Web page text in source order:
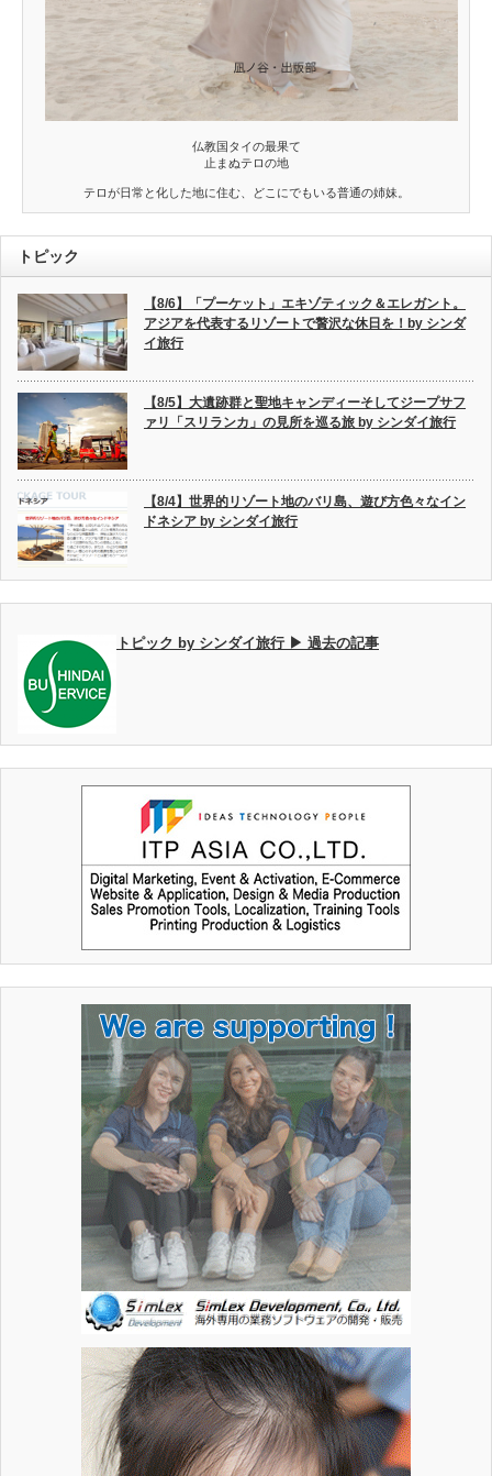
仏教国タイの最果て
止まぬテロの地
テロが日常と化した地に住む、どこにでもいる普通の姉妹。
トピック
【8/6】「プーケット」エキゾティック＆エレガント。
アジアを代表するリゾートで贅沢な休日を！by シンダ
イ旅行
【8/5】大遺跡群と聖地キャンディーそしてジープサフ
ァリ「スリランカ」の見所を巡る旅 by シンダイ旅行
【8/4】世界的リゾート地のバリ島、遊び方色々なイン
ドネシア by シンダイ旅行
トピック by シンダイ旅行 ▶ 過去の記事